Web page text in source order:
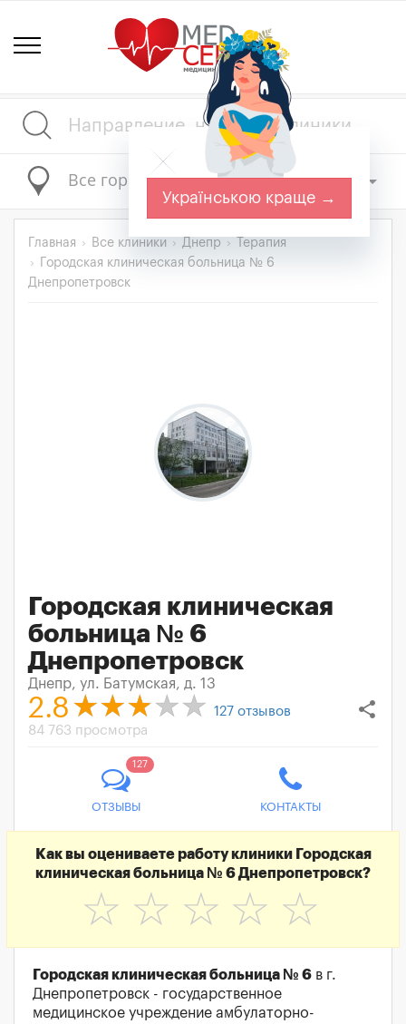
Все города
Главная Все клиники Днепр
Терапия
Городская клиническая больница № 6
Днепропетровск
Городская клиническая
больница № 6
Днепропетровск
Днепр, ул. Батумская, д. 13
share
2.8 127 отзывов
84 763 просмотра
ОТЗЫВЫ
127
КОНТАКТЫ
Как вы оцениваете работу клиники Городская
клиническая больница № 6 Днепропетровск?
☆
☆
☆
☆
☆
Городская клиническая больница № 6 в г.
Днепропетровск - государственное
медицинское учреждение амбулаторно-
Українською краще →